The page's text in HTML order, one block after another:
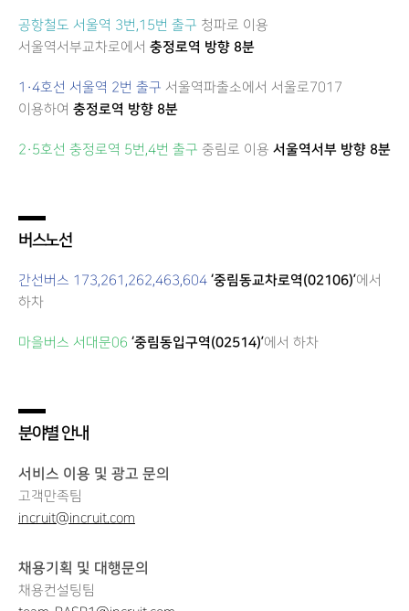
공항철도 서울역 3번,15번 출구 청파로 이용
서울역서부교차로에서 충정로역 방향 8분
1·4호선 서울역 2번 출구 서울역파출소에서 서울로7017
이용하여 충정로역 방향 8분
2·5호선 충정로역 5번,4번 출구 중림로 이용 서울역서부 방향 8분
버스노선
간선버스 173,261,262,463,604 ‘중림동교차로역(02106)’에서
하차
마을버스 서대문06 ‘중림동입구역(02514)’에서 하차
분야별 안내
서비스 이용 및 광고 문의
고객만족팀
incruit@incruit.com
채용기획 및 대행문의
채용컨설팅팀